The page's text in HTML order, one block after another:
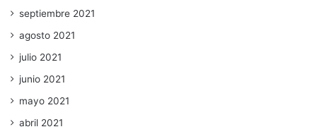
septiembre 2021
agosto 2021
julio 2021
junio 2021
mayo 2021
abril 2021